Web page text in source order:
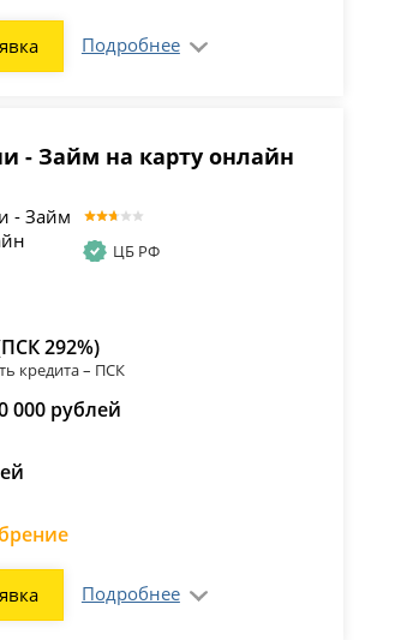
Подробнее
- Займ на карту онлайн
ЦБ РФ
292%)
кредита – ПСК
000 рублей
Подробнее